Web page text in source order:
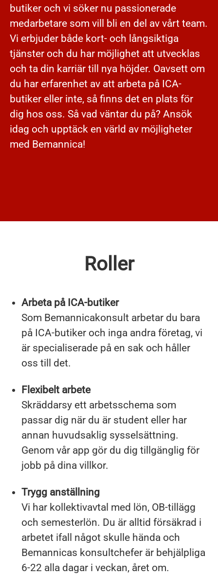
butiker och vi söker nu passionerade
medarbetare som vill bli en del av vårt team.
Vi erbjuder både kort- och långsiktiga
tjänster och du har möjlighet att utvecklas
och ta din karriär till nya höjder. Oavsett om
du har erfarenhet av att arbeta på ICA-
butiker eller inte, så finns det en plats för
dig hos oss. Så vad väntar du på? Ansök
idag och upptäck en värld av möjligheter
med Bemannica!
Roller
Arbeta på ICA-butiker
Som Bemannicakonsult arbetar du bara
på ICA-butiker och inga andra företag, vi
är specialiserade på en sak och håller
oss till det.
Flexibelt arbete
Skräddarsy ett arbetsschema som
passar dig när du är student eller har
annan huvudsaklig sysselsättning.
Genom vår app gör du dig tillgänglig för
jobb på dina villkor.
Trygg anställning
Vi har kollektivavtal med lön, OB-tillägg
och semesterlön. Du är alltid försäkrad i
arbetet ifall något skulle hända och
Bemannicas konsultchefer är behjälpliga
6-22 alla dagar i veckan, året om.